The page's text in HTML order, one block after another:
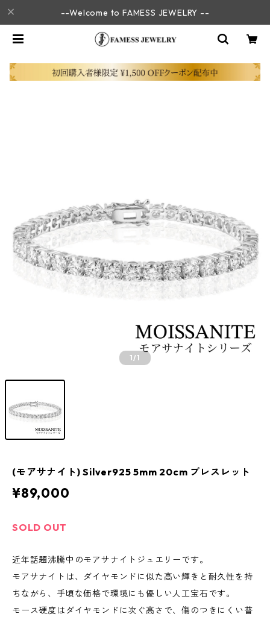
--Welcome to FAMESS JEWELRY --
1 /1
(モアサナイト) Silver925 5mm 20cm ブレスレット
¥89,000
SOLD OUT
近年話題沸騰中のモアサナイトジュエリーです。
モアサナイトは、ダイヤモンドに似た高い輝きと耐久性を持
ちながら、手頃な価格で環境にも優しい人工宝石です。
モース硬度はダイヤモンドに次ぐ高さで、傷のつきにくい普